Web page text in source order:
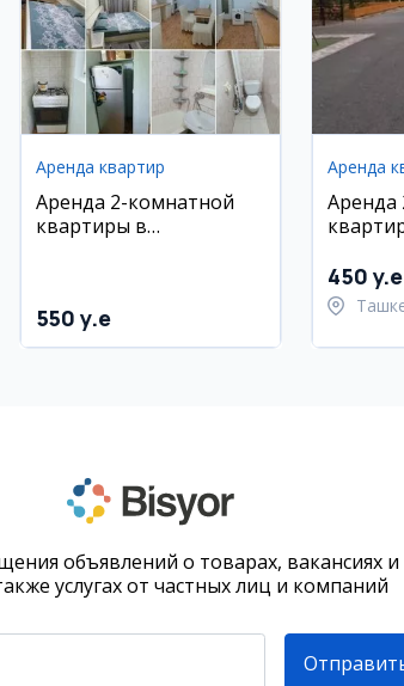
Аренда квартир
Аренда 2-комнатной
квартиры в
550 y.e
Аренда
Аренда
450 y.e
объявлений о товарах, вакансиях
услугах от частных лиц и компаний